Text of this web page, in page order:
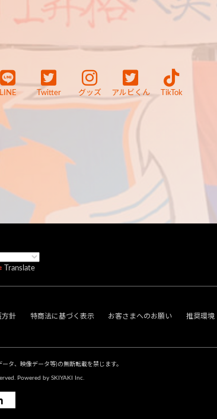
Twitter グッズ アルビくん TikTok
Translate
方針 特商法に基づく表示 お客さまへのお願い 推奨環境
タ、映像データ等)の無断転載を禁じます。
Powered by SKIYAKI Inc.